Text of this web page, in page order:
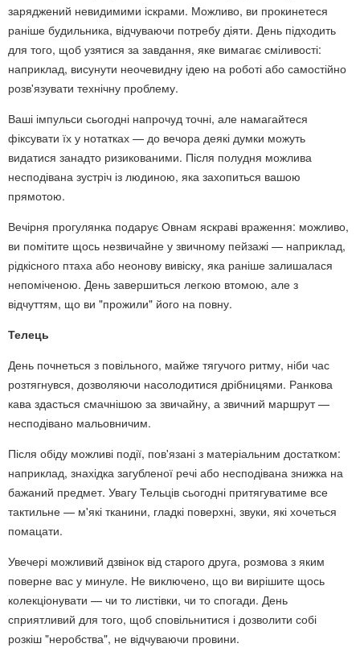
заряджений невидимими іскрами. Можливо, ви прокинетеся
раніше будильника, відчуваючи потребу діяти. День підходить
для того, щоб узятися за завдання, яке вимагає сміливості:
наприклад, висунути неочевидну ідею на роботі або самостійно
розв'язувати технічну проблему.
Ваші імпульси сьогодні напрочуд точні, але намагайтеся
фіксувати їх у нотатках — до вечора деякі думки можуть
видатися занадто ризикованими. Після полудня можлива
несподівана зустріч із людиною, яка захопиться вашою
прямотою.
Вечірня прогулянка подарує Овнам яскраві враження: можливо,
ви помітите щось незвичайне у звичному пейзажі — наприклад,
рідкісного птаха або неонову вивіску, яка раніше залишалася
непоміченою. День завершиться легкою втомою, але з
відчуттям, що ви "прожили" його на повну.
Телець
День почнеться з повільного, майже тягучого ритму, ніби час
розтягнувся, дозволяючи насолодитися дрібницями. Ранкова
кава здасться смачнішою за звичайну, а звичний маршрут —
несподівано мальовничим.
Після обіду можливі події, пов'язані з матеріальним достатком:
наприклад, знахідка загубленої речі або несподівана знижка на
бажаний предмет. Увагу Тельців сьогодні притягуватиме все
тактильне — м'які тканини, гладкі поверхні, звуки, які хочеться
помацати.
Увечері можливий дзвінок від старого друга, розмова з яким
поверне вас у минуле. Не виключено, що ви вирішите щось
колекціонувати — чи то листівки, чи то спогади. День
сприятливий для того, щоб сповільнитися і дозволити собі
розкіш "неробства", не відчуваючи провини.